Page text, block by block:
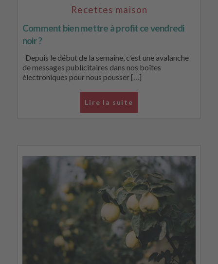
Recettes maison
Comment bien mettre à profit ce vendredi
noir ?
Depuis le début de la semaine, c’est une avalanche
de messages publicitaires dans nos boîtes
électroniques pour nous pousser […]
Lire la suite